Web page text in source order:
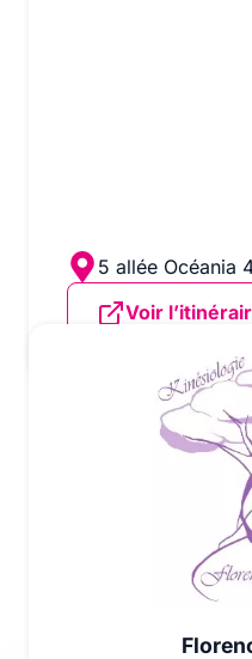
Florence Conan
5 allée Océania
Voir